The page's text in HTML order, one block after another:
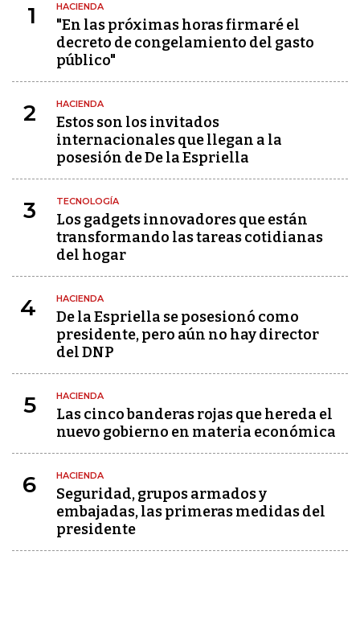
1 HACIENDA
"En las próximas horas firmaré el
decreto de congelamiento del gasto
público"
2 HACIENDA
Estos son los invitados
internacionales que llegan a la
posesión de De la Espriella
3 TECNOLOGÍA
Los gadgets innovadores que están
transformando las tareas cotidianas
del hogar
4 HACIENDA
De la Espriella se posesionó como
presidente, pero aún no hay director
del DNP
5 HACIENDA
Las cinco banderas rojas que hereda el
nuevo gobierno en materia económica
6 HACIENDA
Seguridad, grupos armados y
embajadas, las primeras medidas del
presidente